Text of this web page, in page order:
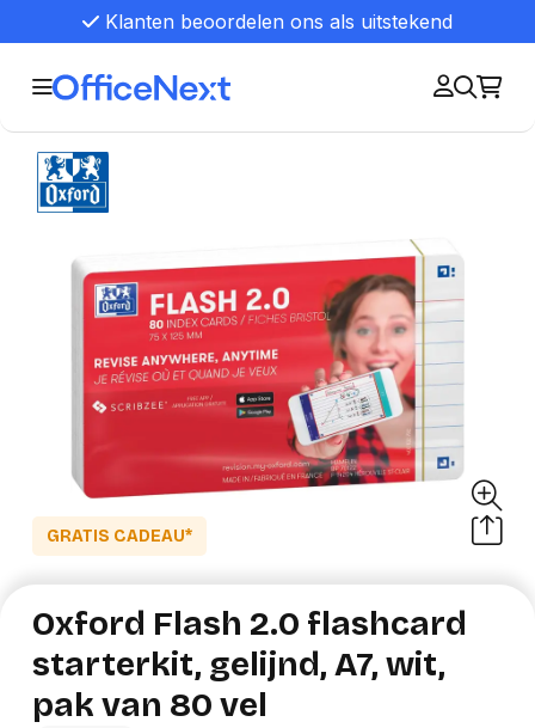
Klanten beoordelen ons als uitstekend
GRATIS CADEAU*
Oxford Flash 2.0 flashcard
starterkit, gelijnd, A7, wit,
pak van 80 vel